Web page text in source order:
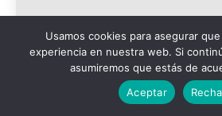
Usamos cookies para asegurar
experiencia en nuestra web. Si
asumiremos que estás de
Aceptar